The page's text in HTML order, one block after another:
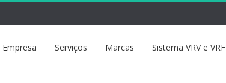
Empresa Serviços Marcas Sistema VRV e VRF